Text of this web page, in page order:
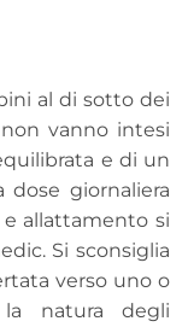
al di sotto dei
vanno intesi
e di un
dose giornaliera
e allattamento si
Si sconsiglia
verso uno o
natura degli